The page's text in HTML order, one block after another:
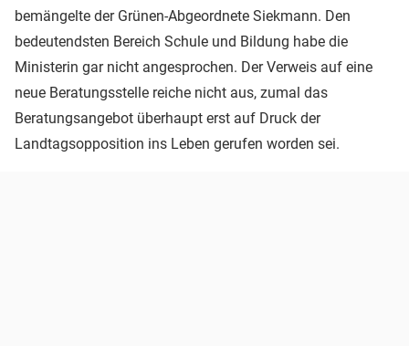
bemängelte der Grünen-Abgeordnete Siekmann. Den
bedeutendsten Bereich Schule und Bildung habe die
Ministerin gar nicht angesprochen. Der Verweis auf eine
neue Beratungsstelle reiche nicht aus, zumal das
Beratungsangebot überhaupt erst auf Druck der
Landtagsopposition ins Leben gerufen worden sei.